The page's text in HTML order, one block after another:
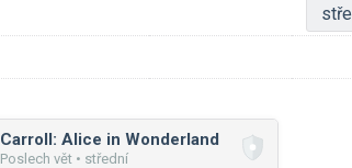
Carroll: Alice in Wonderland
Poslech vět • střední